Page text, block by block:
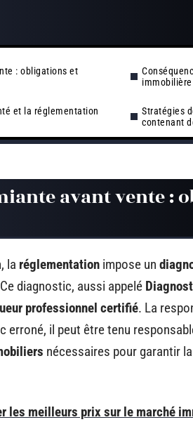
: obligations et
et la réglementation
immobilière
Stratégies
contenant
avant vente :
la réglementation impose un
diagnostic, aussi appelé
professionnel certifié. La
erroné, il peut être tenu
nécessaires pour garantir
les meilleurs prix sur le marché